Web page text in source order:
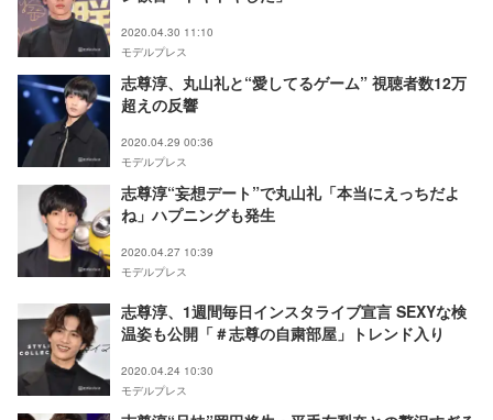
2020.04.30 11:10
モデルプレス
志尊淳、丸山礼と“愛してるゲーム” 視聴者数12万
超えの反響
2020.04.29 00:36
モデルプレス
志尊淳“妄想デート”で丸山礼「本当にえっちだよ
ね」ハプニングも発生
2020.04.27 10:39
モデルプレス
志尊淳、1週間毎日インスタライブ宣言 SEXYな検
温姿も公開「＃志尊の自粛部屋」トレンド入り
2020.04.24 10:30
モデルプレス